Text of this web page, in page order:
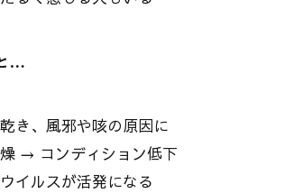
…
き、風邪や咳の原因に
→ コンディション低下
イルスが活発になる